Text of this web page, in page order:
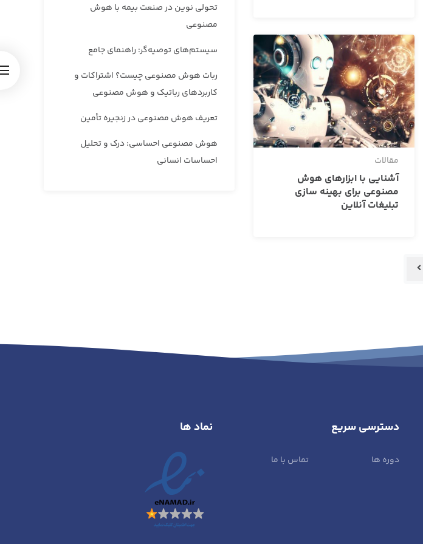
مقالات
آشنایی با ابزارهای هوش
مصنوعی برای بهینه سازی
تبلیغات آنلاین
تحولی نوین در صنعت بیمه با هوش
مصنوعی
سیستم‌های توصیه‌گر: راهنمای جامع
ربات هوش مصنوعی چیست؟ اشتراکات و
کاربردهای رباتیک و هوش مصنوعی
تعریف هوش مصنوعی در زنجیره تأمین
هوش مصنوعی احساسی: درک و تحلیل
احساسات انسانی
دسترسی سریع
دوره ها تماس با ما
نماد ها